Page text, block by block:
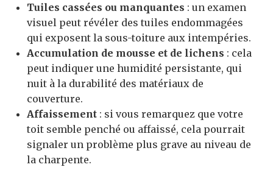
Tuiles cassées ou manquantes : un examen
visuel peut révéler des tuiles endommagées
qui exposent la sous-toiture aux intempéries.
Accumulation de mousse et de lichens : cela
peut indiquer une humidité persistante, qui
nuit à la durabilité des matériaux de
couverture.
Affaissement : si vous remarquez que votre
toit semble penché ou affaissé, cela pourrait
signaler un problème plus grave au niveau de
la charpente.